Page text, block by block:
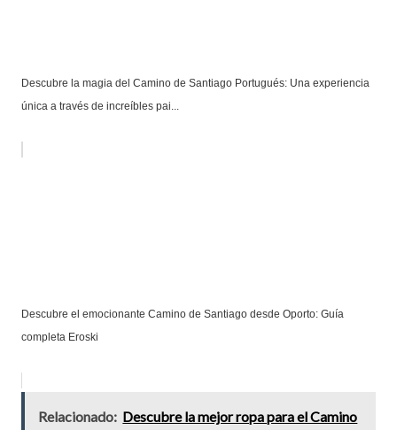
Descubre la magia del Camino de Santiago Portugués: Una experiencia
única a través de increíbles pai...
Descubre el emocionante Camino de Santiago desde Oporto: Guía
completa Eroski
Relacionado: Descubre la mejor ropa para el Camino